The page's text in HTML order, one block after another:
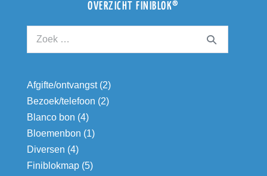
OVERZICHT FINIBLOK®
Afgifte/ontvangst (2)
Bezoek/telefoon (2)
Blanco bon (4)
Bloemenbon (1)
Diversen (4)
Finiblokmap (5)